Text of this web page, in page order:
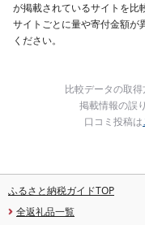
が掲載されているサイトを比
サイトごとに量や寄付金額が
ください。
比較データの取
掲載情報の誤
口コミ投稿は
ふるさと納税ガイドTOP
全返礼品一覧